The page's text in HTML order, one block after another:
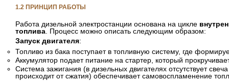
1.2 ПРИНЦИП РАБОТЫ
Работа дизельной электростанции основана на цикле
топлива . Процесс можно описать следующим образом:
Запуск двигателя:
Топливо из бака поступает в топливную систему, где
Аккумулятор подает питание на стартер, который
Система зажигания (в дизельных двигателях отсутствует
происходит от сжатия) обеспечивает самовоспламенение